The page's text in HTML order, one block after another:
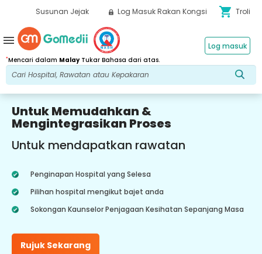
Susunan Jejak Log Masuk Rakan Kongsi shopping_cart Troli
*Mencari dalam MalayTukar Bahasa dari atas.
Log masuk
menu
Untuk Memudahkan &
Mengintegrasikan Proses
Untuk mendapatkan rawatan
Penginapan Hospital yang Selesa
Pilihan hospital mengikut bajet anda
Sokongan Kaunselor Penjagaan Kesihatan Sepanjang Masa
Rujuk Sekarang